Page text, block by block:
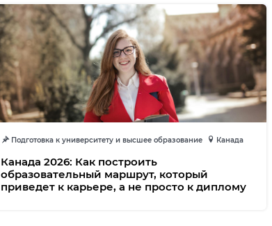
Подготовка к университету и высшее образование Канада
Канада 2026: Как построить
образовательный маршрут, который
приведет к карьере, а не просто к диплому